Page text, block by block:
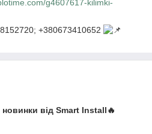
g4607617-kilimki-
+380673410652
новинки від Smart Install🔥